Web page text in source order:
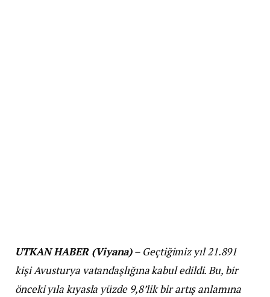
UTKAN HABER (Viyana)– Geçtiğimiz yıl 21.891
kişi Avusturya vatandaşlığına kabul edildi. Bu, bir
önceki yıla kıyasla yüzde 9,8’lik bir artış anlamına